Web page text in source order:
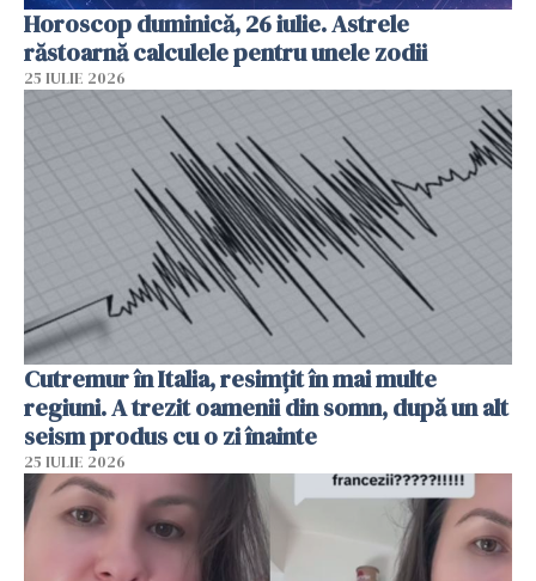
Horoscop duminică, 26 iulie. Astrele
răstoarnă calculele pentru unele zodii
25 IULIE 2026
Cutremur în Italia, resimțit în mai multe
regiuni. A trezit oamenii din somn, după un alt
seism produs cu o zi înainte
25 IULIE 2026